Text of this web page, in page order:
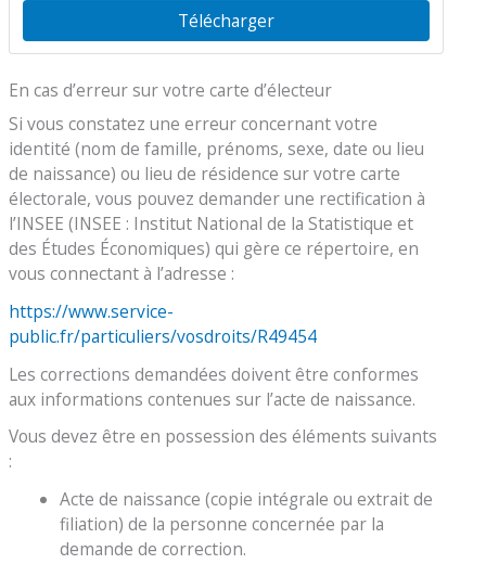
Télécharger
En cas d’erreur sur votre carte d’électeur
Si vous constatez une erreur concernant votre
identité (nom de famille, prénoms, sexe, date ou lieu
de naissance) ou lieu de résidence sur votre carte
électorale, vous pouvez demander une rectification à
l’INSEE (INSEE : Institut National de la Statistique et
des Études Économiques) qui gère ce répertoire, en
vous connectant à l’adresse :
https://www.service-
public.fr/particuliers/vosdroits/R49454
Les corrections demandées doivent être conformes
aux informations contenues sur l’acte de naissance.
Vous devez être en possession des éléments suivants
:
Acte de naissance (copie intégrale ou extrait de
filiation) de la personne concernée par la
demande de correction.